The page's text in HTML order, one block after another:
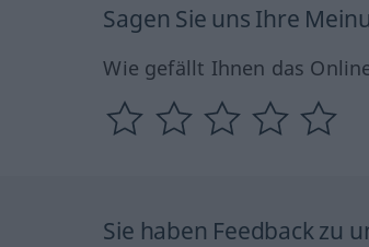
Sagen Sie uns Ihre
Wie gefällt Ihnen das
Sie haben Feedback zu